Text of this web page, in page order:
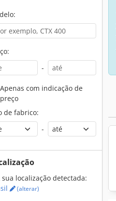
-
Apenas com indicação de
preço
de fabrico:
-
sua localização detectada:
(alterar)